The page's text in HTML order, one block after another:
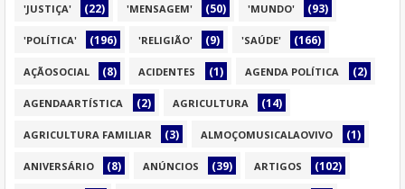
'JUSTIÇA' (22) 'MENSAGEM' (50) 'MUNDO' (93)
'POLÍTICA' (196) 'RELIGIÃO' (9) 'SAÚDE' (166)
AÇÃOSOCIAL (8) ACIDENTES (1) AGENDA POLÍTICA (2)
AGENDAARTÍSTICA (2) AGRICULTURA (14)
AGRICULTURA FAMILIAR (3) ALMOÇOMUSICALAOVIVO (1)
ANIVERSÁRIO (8) ANÚNCIOS (39) ARTIGOS (102)